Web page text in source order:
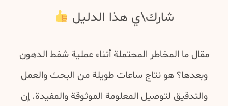
شارك\ي هذا الدليل
مقال ما المخاطر المحتملة أثناء عملية شفط الدهون
وبعدها؟ هو نتاج ساعات طويلة من البحث والعمل
والتدقيق لتوصيل المعلومة الموثوقة والمفيدة. إن